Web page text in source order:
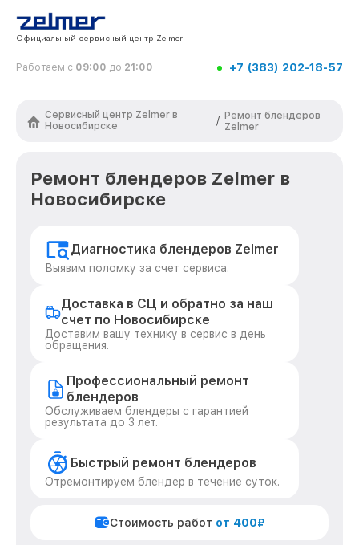
Официальный сервисный центр Zelmer
Работаем с 09:00 до 21:00 +7 (383) 202-18-57
Сервисный центр Zelmer в
Новосибирске
/ Ремонт блендеров
Zelmer
Ремонт блендеров Zelmer в
Новосибирске
Диагностика блендеров Zelmer
Выявим поломку за счет сервиса.
Доставка в СЦ и обратно за наш
счет по Новосибирске
Доставим вашу технику в сервис в день
обращения.
Профессиональный ремонт
блендеров
Обслуживаем блендеры с гарантией
результата до 3 лет.
Быстрый ремонт блендеров
Отремонтируем блендер в течение суток.
Стоимость работ от 400₽